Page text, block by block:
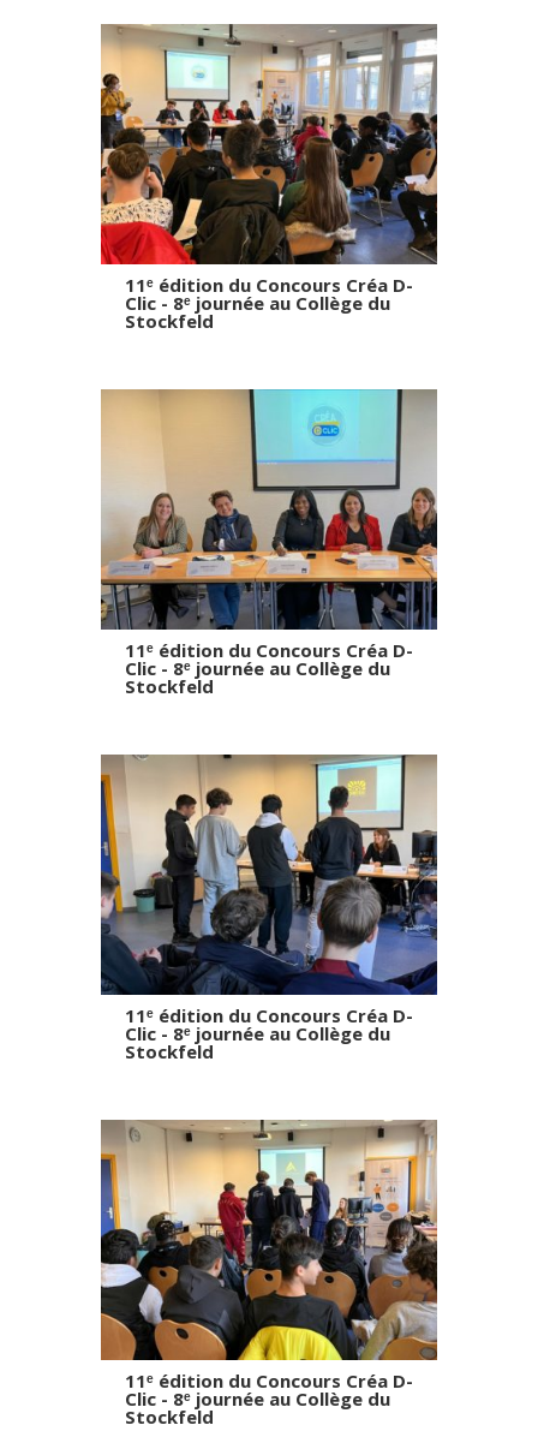
11ᵉ édition du Concours Créa D-
Clic - 8ᵉ journée au Collège du
Stockfeld
11ᵉ édition du Concours Créa D-
Clic - 8ᵉ journée au Collège du
Stockfeld
11ᵉ édition du Concours Créa D-
Clic - 8ᵉ journée au Collège du
Stockfeld
11ᵉ édition du Concours Créa D-
Clic - 8ᵉ journée au Collège du
Stockfeld